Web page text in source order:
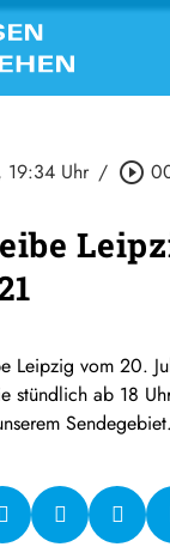
19:34 Uhr / play_circle_outline
Leipzig vom 20.
stündlich ab 18
Sendegebiet.